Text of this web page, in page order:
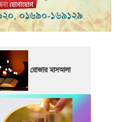
রোজার মাসআলা